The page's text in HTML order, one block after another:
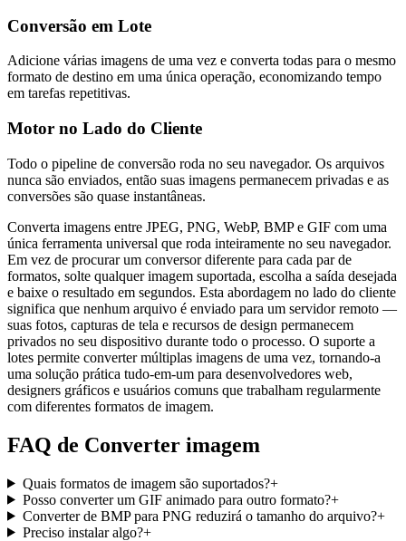
Conversão em Lote
Adicione várias imagens de uma vez e converta todas para o mesmo
formato de destino em uma única operação, economizando tempo
em tarefas repetitivas.
Motor no Lado do Cliente
Todo o pipeline de conversão roda no seu navegador. Os arquivos
nunca são enviados, então suas imagens permanecem privadas e as
conversões são quase instantâneas.
Converta imagens entre JPEG, PNG, WebP, BMP e GIF com uma
única ferramenta universal que roda inteiramente no seu navegador.
Em vez de procurar um conversor diferente para cada par de
formatos, solte qualquer imagem suportada, escolha a saída desejada
e baixe o resultado em segundos. Esta abordagem no lado do cliente
significa que nenhum arquivo é enviado para um servidor remoto —
suas fotos, capturas de tela e recursos de design permanecem
privados no seu dispositivo durante todo o processo. O suporte a
lotes permite converter múltiplas imagens de uma vez, tornando-a
uma solução prática tudo-em-um para desenvolvedores web,
designers gráficos e usuários comuns que trabalham regularmente
com diferentes formatos de imagem.
FAQ de Converter imagem
Quais formatos de imagem são suportados?+
Posso converter um GIF animado para outro formato?+
Converter de BMP para PNG reduzirá o tamanho do arquivo?+
Preciso instalar algo?+